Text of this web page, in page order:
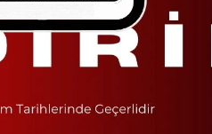
YORUMLAR(0)
ÖDEME SEÇENEKLERI
ÜRÜN ÖNERILERI